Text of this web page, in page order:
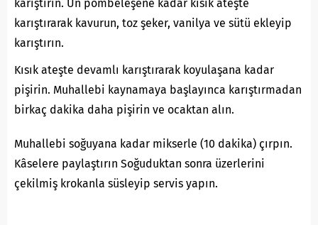
karıştırın. Un pombeleşene kadar kısık ateşte
karıştırarak kavurun, toz şeker, vanilya ve sütü ekleyip
karıştırın.
Kısık ateşte devamlı karıştırarak koyulaşana kadar
pişirin. Muhallebi kaynamaya başlayınca karıştırmadan
birkaç dakika daha pişirin ve ocaktan alın.
Muhallebi soğuyana kadar mikserle (10 dakika) çırpın.
Kâselere paylaştırın Soğuduktan sonra üzerlerini
çekilmiş krokanla süsleyip servis yapın.